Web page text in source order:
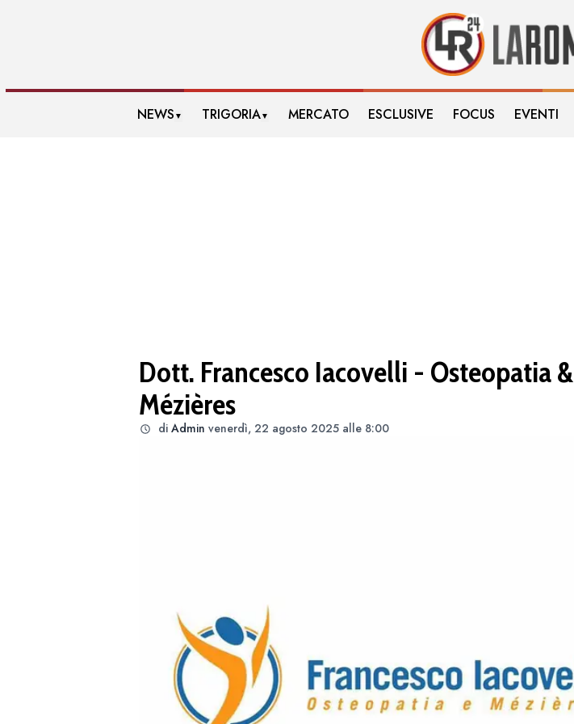
NEWS ▼ TRIGORIA▼ MERCATO ESCLUSIVE FOCUS EVENTI
Dott. Francesco Iacovelli - Osteopatia &
Mézières
di Admin venerdì, 22 agosto 2025 alle 8:00